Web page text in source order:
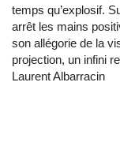
temps qu’explosif.
arrêt les mains
son allégorie de la
projection, un infini
Laurent Albarracin